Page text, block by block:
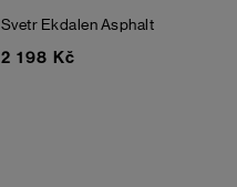
Svetr EkdalenAsphalt
2 198 Kč